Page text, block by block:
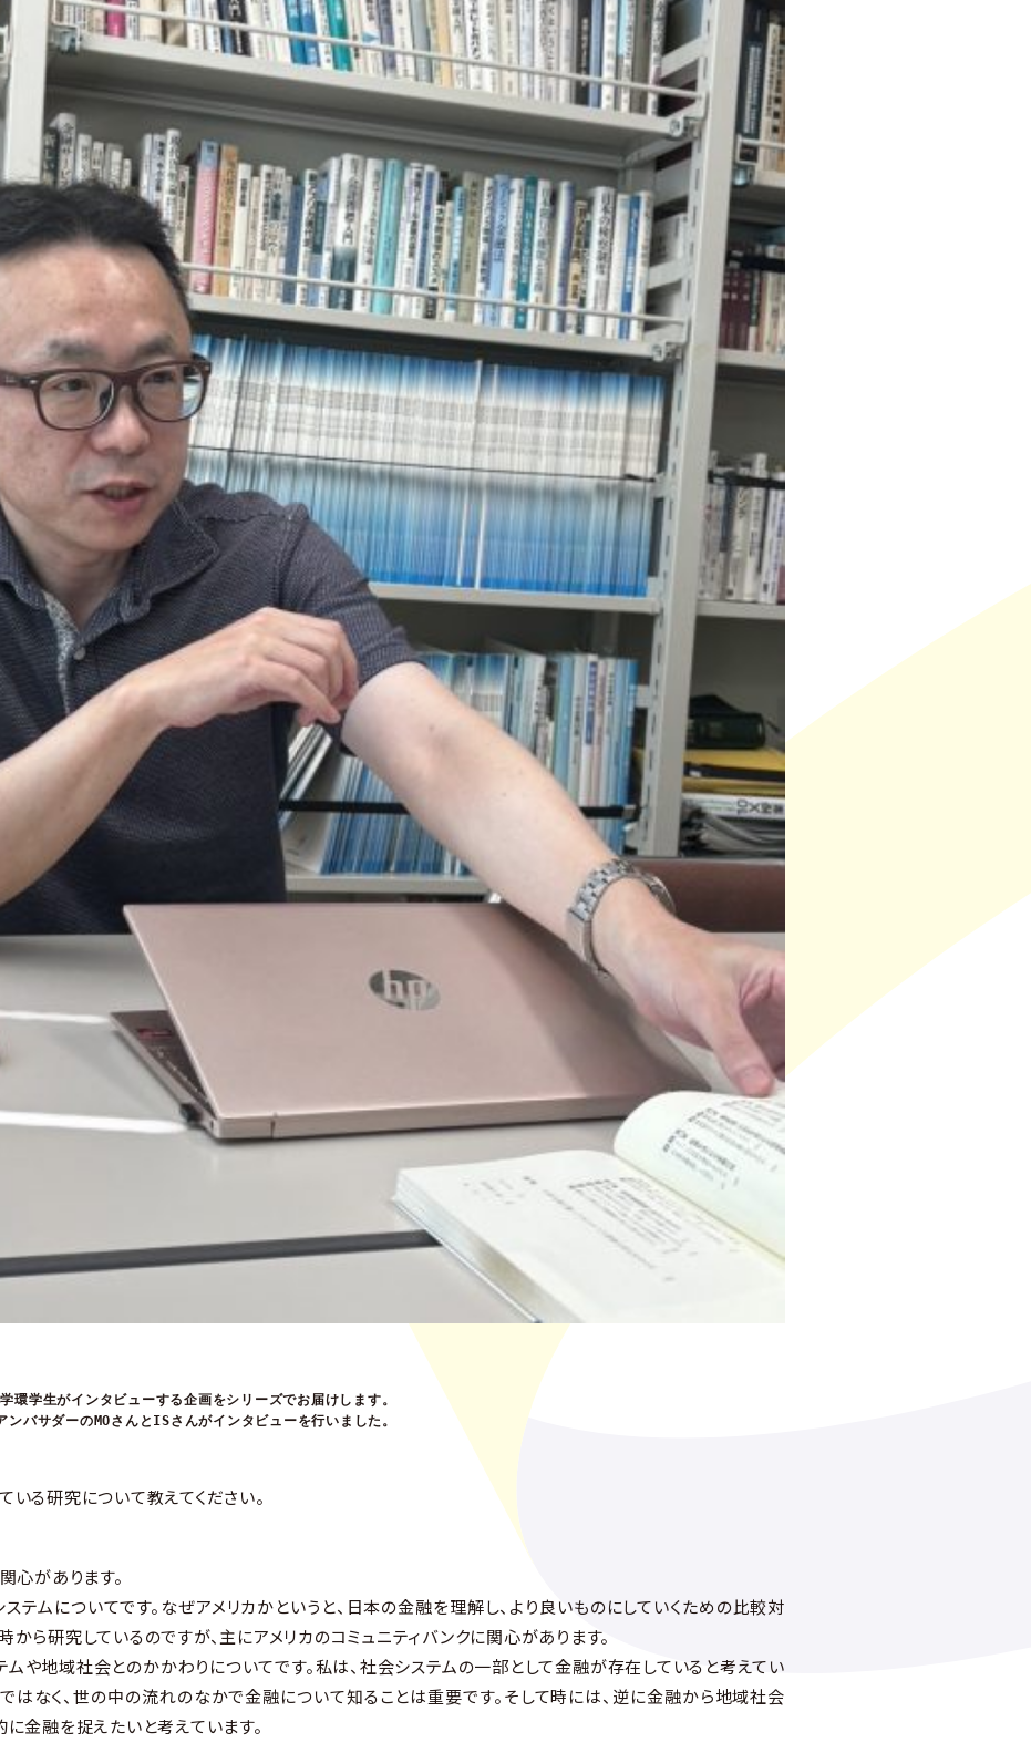
環学生がインタビューする企画をシリーズでお届けします。
バサダーのMOさんとISさんがインタビューを行いました。
る研究について教えてください。
心があります。
テムについてです。なぜアメリカかというと、日本の金融を理解し、より良いものにしていくための比較対
ら研究しているのですが、主にアメリカのコミュニティバンクに関心があります。
や地域社会とのかかわりについてです。私は、社会システムの一部として金融が存在していると考えてい
はなく、世の中の流れのなかで金融について知ることは重要です。そして時には、逆に金融から地域社会
に金融を捉えたいと考えています。